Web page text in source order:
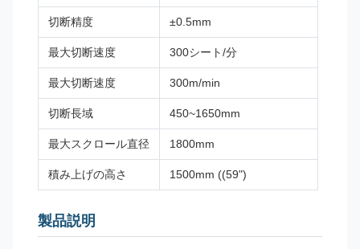
切断精度 ±0.5mm
最大切断速度 300シート/分
最大切断速度 300m/min
切断長域 450~1650mm
最大スクロール直径 1800mm
積み上げの高さ 1500mm ((59")
製品説明